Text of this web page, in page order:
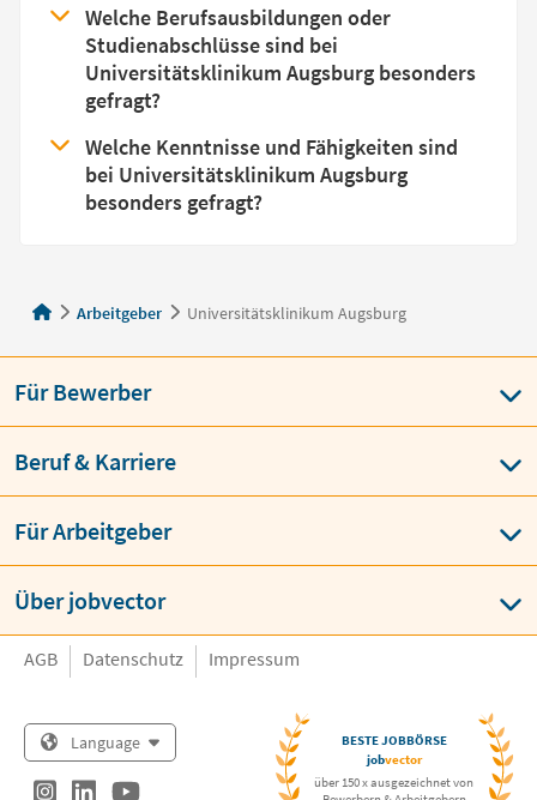
Welche Berufsausbildungen oder
Studienabschlüsse sind bei
Universitätsklinikum Augsburg besonders
gefragt?
Welche Kenntnisse und Fähigkeiten sind
bei Universitätsklinikum Augsburg
besonders gefragt?
Arbeitgeber Universitätsklinikum Augsburg
Für Bewerber
Beruf & Karriere
Für Arbeitgeber
Über jobvector
AGB Datenschutz Impressum
Language
BESTE JOBBÖRSE
jobvector
über 150 x ausgezeichnet von